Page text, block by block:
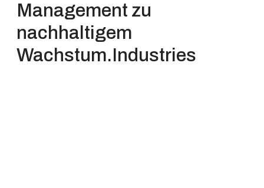
Management zu
nachhaltigem
Wachstum.Industries